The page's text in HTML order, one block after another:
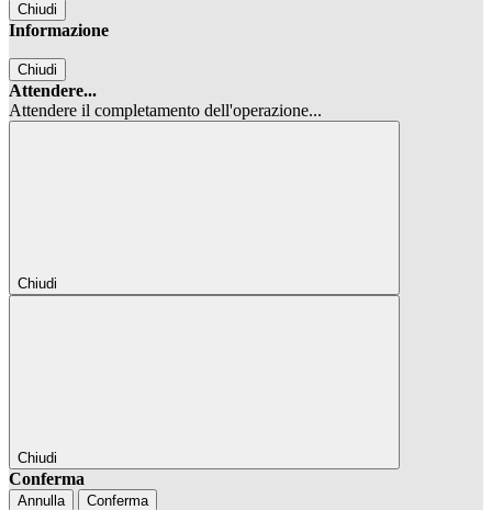
Chiudi
Informazione
Chiudi
Attendere...
Attendere il completamento dell'operazione...
Chiudi
Chiudi
Conferma
Annulla Conferma